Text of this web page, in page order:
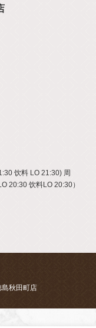
饮料 LO 21:30) 周
20:30 饮料LO 20:30）
島秋田町店